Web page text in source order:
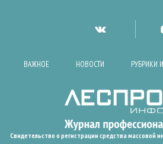
ВАЖНОЕ НОВОСТИ РУБРИКИ
Свидетельство о регистрации средства